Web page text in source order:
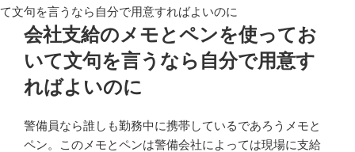
て文句を言うなら自分で用意すればよいのに
会社支給のメモとペンを使ってお
いて文句を言うなら自分で用意す
ればよいのに
警備員なら誰しも勤務中に携帯しているであろうメモと
ペン。このメモとペンは警備会社によっては現場に支給